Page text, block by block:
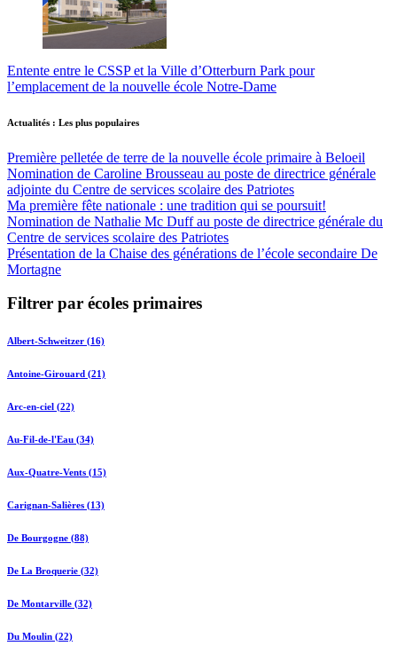
Entente entre le CSSP et la Ville d’Otterburn Park pour
l’emplacement de la nouvelle école Notre-Dame
Actualités : Les plus populaires
Première pelletée de terre de la nouvelle école primaire à Beloeil
Nomination de Caroline Brousseau au poste de directrice générale
adjointe du Centre de services scolaire des Patriotes
Ma première fête nationale : une tradition qui se poursuit!
Nomination de Nathalie Mc Duff au poste de directrice générale du
Centre de services scolaire des Patriotes
Présentation de la Chaise des générations de l’école secondaire De
Mortagne
Filtrer par écoles primaires
Albert-Schweitzer (16)
Antoine-Girouard (21)
Arc-en-ciel (22)
Au-Fil-de-l'Eau (34)
Aux-Quatre-Vents (15)
Carignan-Salières (13)
De Bourgogne (88)
De La Broquerie (32)
De Montarville (32)
Du Moulin (22)